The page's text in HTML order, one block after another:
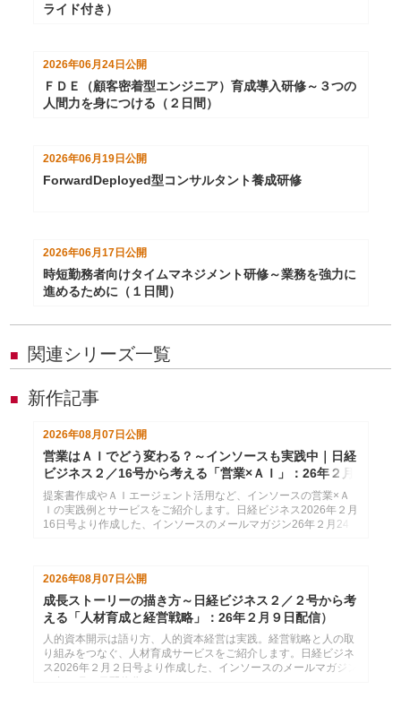
ライド付き）
2026年06月24日 公開
ＦＤＥ（顧客密着型エンジニア）育成導入研修～３つの
人間力を身につける（２日間）
2026年06月19日 公開
ForwardDeployed型コンサルタント養成研修
2026年06月17日 公開
時短勤務者向けタイムマネジメント研修～業務を強力に
進めるために（１日間）
■ 関連シリーズ一覧
■ 新作記事
2026年08月07日 公開
営業はＡＩでどう変わる？～インソースも実践中｜日経
ビジネス２／16号から考える「営業×ＡＩ」：26年２月
24日配信
提案書作成やＡＩエージェント活用など、インソースの営業×Ａ
Ｉの実践例とサービスをご紹介します。日経ビジネス2026年２月
16日号より作成した、インソースのメールマガジン26年２月24
2026年08月07日 公開
成長ストーリーの描き方～日経ビジネス２／２号から考
える「人材育成と経営戦略」：26年２月９日配信）
人的資本開示は語り方、人的資本経営は実践。経営戦略と人の取
り組みをつなぐ、人材育成サービスをご紹介します。日経ビジネ
ス2026年２月２日号より作成した、インソースのメールマガジン